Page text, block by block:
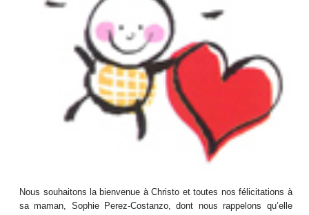
Nous souhaitons la bienvenue à Christo et toutes nos félicitations à
sa maman, Sophie Perez-Costanzo, dont nous rappelons qu’elle